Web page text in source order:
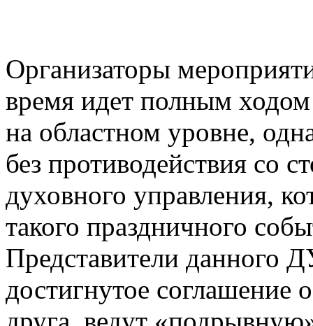
Организаторы
время идет полным
на областном уровне,
без противодействия со
духовного управления,
такого праздничного
Представители данного
достигнутое соглашение